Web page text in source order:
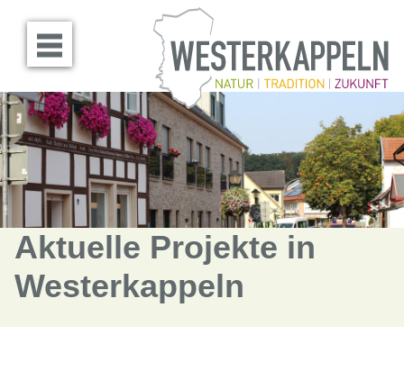
Menü öffnen
Aktuelle Projekte in
Westerkappeln